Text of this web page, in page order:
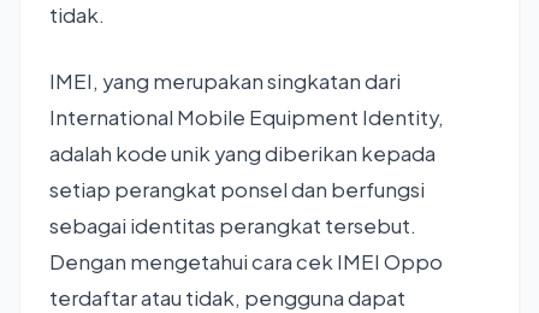
tidak.
IMEI, yang merupakan singkatan dari
International Mobile Equipment Identity,
adalah kode unik yang diberikan kepada
setiap perangkat ponsel dan berfungsi
sebagai identitas perangkat tersebut.
Dengan mengetahui cara cek IMEI Oppo
terdaftar atau tidak, pengguna dapat